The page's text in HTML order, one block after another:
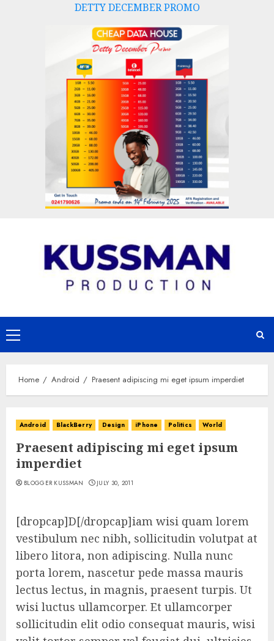
DETTY DECEMBER PROMO
Primary
Menu
Home Android Praesent adipiscing mi eget ipsum imperdiet
Android BlackBerry Design iPhone Politics World
Praesent adipiscing mi eget ipsum
imperdiet
BLOGGER KUSSMAN JULY 30, 2011
[dropcap]D[/dropcap]iam wisi quam lorem
vestibulum nec nibh, sollicitudin volutpat at
libero litora, non adipiscing. Nulla nunc
porta lorem, nascetur pede massa mauris
lectus lectus, in magnis, praesent turpis. Ut
wisi luctus ullamcorper. Et ullamcorper
sollicitudin elit odio consequat mauris, wisi